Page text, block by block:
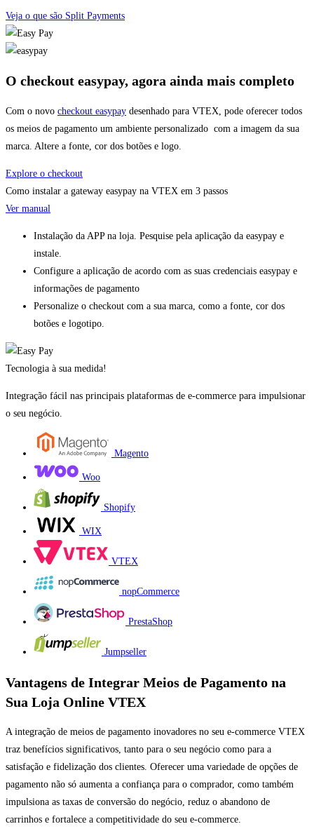
Veja o que são Split Payments
O checkout easypay, agora ainda mais completo
Com o novo checkout easypay desenhado para VTEX, pode oferecer todos
os meios de pagamento um ambiente personalizado com a imagem da sua
marca. Altere a fonte, cor dos botões e logo.
Explore o checkout
Como instalar a gateway easypay na VTEX em 3 passos
Ver manual
Instalação da APP na loja. Pesquise pela aplicação da easypay e
instale.
Configure a aplicação de acordo com as suas credenciais easypay e
informações de pagamento
Personalize o checkout com a sua marca, como a fonte, cor dos
botões e logotipo.
Tecnologia à sua medida!
Integração fácil nas principais plataformas de e-commerce para impulsionar
o seu negócio.
Magento
Woo
Shopify
WIX
VTEX
nopCommerce
PrestaShop
Jumpseller
Vantagens de Integrar Meios de Pagamento na
Sua Loja Online VTEX
A integração de meios de pagamento inovadores no seu e-commerce VTEX
traz benefícios significativos, tanto para o seu negócio como para a
satisfação e fidelização dos clientes. Oferecer uma variedade de opções de
pagamento não só aumenta a confiança para o comprador, como também
impulsiona as taxas de conversão do negócio, reduz o abandono de
carrinhos e fortalece a competitividade do seu e-commerce.